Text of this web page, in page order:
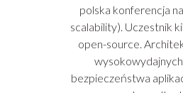
polska konferencja
scalability). Uczestnik
open-source.
bezpieczeństwa